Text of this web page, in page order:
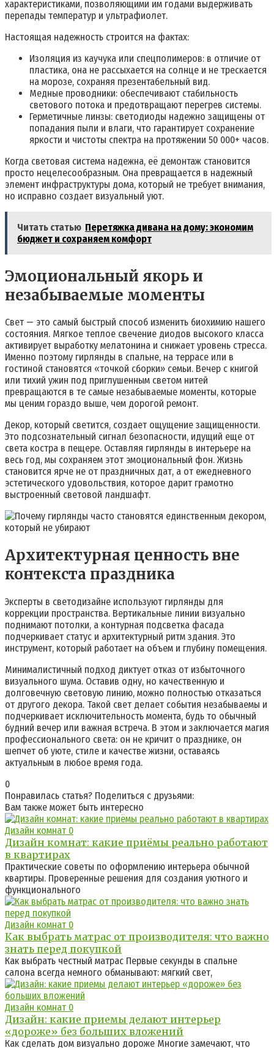
характеристиками, позволяющими им годами выдерживать
перепады температур и ультрафиолет.
Настоящая надежность строится на фактах:
Изоляция из каучука или спецполимеров: в отличие от
пластика, она не рассыхается на солнце и не трескается
на морозе, сохраняя презентабельный вид.
Медные проводники: обеспечивают стабильность
светового потока и предотвращают перегрев системы.
Герметичные линзы: светодиоды надежно защищены от
попадания пыли и влаги, что гарантирует сохранение
яркости и чистоты спектра на протяжении 50 000+ часов.
Когда световая система надежна, её демонтаж становится
просто нецелесообразным. Она превращается в надежный
элемент инфраструктуры дома, который не требует внимания,
но исправно создает визуальный уют.
Читать статью Перетяжка дивана на дому: экономим
бюджет и сохраняем комфорт
Эмоциональный якорь и
незабываемые моменты
Свет — это самый быстрый способ изменить биохимию нашего
состояния. Мягкое теплое свечение диодов высокого класса
активирует выработку мелатонина и снижает уровень стресса.
Именно поэтому гирлянды в спальне, на террасе или в
гостиной становятся «точкой сборки» семьи. Вечер с книгой
или тихий ужин под приглушенным светом нитей
превращаются в те самые незабываемые моменты, которые
мы ценим гораздо выше, чем дорогой ремонт.
Декор, который светится, создает ощущение защищенности.
Это подсознательный сигнал безопасности, идущий еще от
света костра в пещере. Оставляя гирлянды в интерьере на
весь год, мы сохраняем этот эмоциональный фон. Жизнь
становится ярче не от праздничных дат, а от ежедневного
эстетического удовольствия, которое дарит грамотно
выстроенный световой ландшафт.
Архитектурная ценность вне
контекста праздника
Эксперты в светодизайне используют гирлянды для
коррекции пространства. Вертикальные линии визуально
поднимают потолки, а контурная подсветка фасада
подчеркивает статус и архитектурный ритм здания. Это
инструмент, который работает на объем и глубину помещения.
Минималистичный подход диктует отказ от избыточного
визуального шума. Оставив одну, но качественную и
долговечную световую линию, можно полностью отказаться
от другого декора. Такой свет делает события незабываемы и
подчеркивает исключительность момента, будь то обычный
будний вечер или важная встреча. В этом и заключается магия
профессионального света: он не кричит о празднике, он
шепчет об уюте, стиле и качестве жизни, оставаясь
актуальным в любое время года.
0
Понравилась статья? Поделиться с друзьями:
Вам также может быть интересно
Дизайн комнат 0
Дизайн комнат: какие приёмы реально работают
в квартирах
Практические советы по оформлению интерьера обычной
квартиры. Проверенные решения для создания уютного и
функционального
Дизайн комнат 0
Как выбрать матрас от производителя: что важно
знать перед покупкой
Как выбрать честный матрас Первые секунды в спальне
салона всегда немного обманывают: мягкий свет,
Дизайн комнат 0
Дизайн: какие приемы делают интерьер
«дороже» без больших вложений
Как сделать дом визуально дороже Многие замечают, что